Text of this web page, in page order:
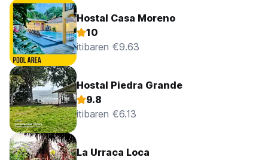
Hostal Casa Moreno
10
itibaren €9.63
Hostal Piedra Grande
9.8
itibaren €6.13
La Urraca Loca